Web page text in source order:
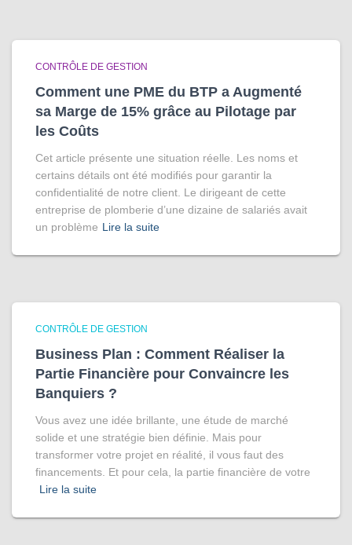
CONTRÔLE DE GESTION
Comment une PME du BTP a Augmenté
sa Marge de 15% grâce au Pilotage par
les Coûts
Cet article présente une situation réelle. Les noms et
certains détails ont été modifiés pour garantir la
confidentialité de notre client. Le dirigeant de cette
entreprise de plomberie d’une dizaine de salariés avait
un problème Lire la suite
CONTRÔLE DE GESTION
Business Plan : Comment Réaliser la
Partie Financière pour Convaincre les
Banquiers ?
Vous avez une idée brillante, une étude de marché
solide et une stratégie bien définie. Mais pour
transformer votre projet en réalité, il vous faut des
financements. Et pour cela, la partie financière de votre
Lire la suite